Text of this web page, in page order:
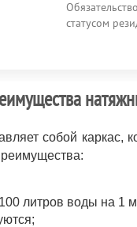
статусом
собой
литров воды на 1